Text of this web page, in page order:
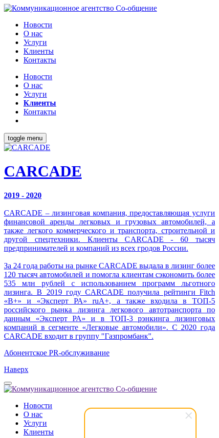
Новости
О нас
Услуги
Клиенты
Контакты
Новости
О нас
Услуги
Клиенты
Контакты
toggle menu
CARCADE
2019 - 2020
CARCADE – лизинговая компания, предоставляющая услуги
финансовой аренды легковых и грузовых автомобилей, а
также легкого коммерческого и транспорта, строительной и
другой спецтехники. Клиенты CARCADE - 60 тысяч
предпринимателей и компаний из всех гродов России.
За 24 года работы на рынке CARCADE выдала в лизинг более
120 тысяч автомобилей и помогла клиентам сэкономить более
535 млн рублей с использованием программ льготного
лизинга. В 2019 году CARCADE получила рейтинги Fitch
«B+» и «Эксперт РА» ruA+, а также входила в ТОП-5
российского рынка лизинга легкового автотранспорта по
данным «Эксперт РА» и в ТОП-3 рэнкинга лизинговых
компаний в сегменте «Легковые автомобили». С 2020 года
CARCADE входит в группу "Газпромбанк".
Абонентское PR-обслуживание
Наверх
Новости
О нас
Услуги
Клиенты